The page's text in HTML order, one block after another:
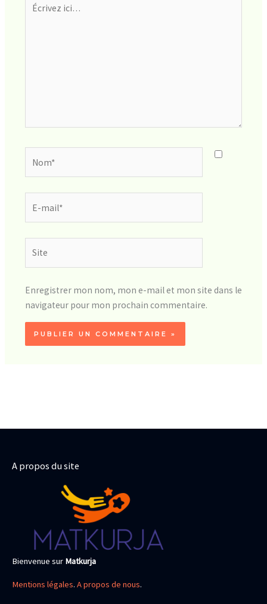
ici…
mail*
Enregistrer mon nom, mon e-mail et mon site dans le
navigateur pour mon prochain commentaire.
A propos du site
Bienvenue sur Matkurja
Mentions légales. A propos de nous.